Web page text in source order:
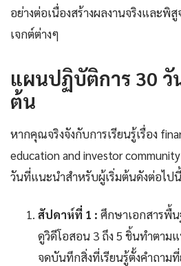
อย่างต่อเนื่องสร้างผลงานจริงและพิ
เจกต์ต่างๆ
แผนปฏิบัติการ 30 วั
ต้น
หากคุณจริงจังกับการเรียนรู้เรื่อง
education and investor
วันที่แนะนำสำหรับผู้เริ่มต้นดังต่อไปนี้
สัปดาห์ที่ 1 : ศึกษาเอกสารพื้
ดูวิดีโอสอน 3 ถึง 5 ชิ้นทำตาม
จดบันทึกสิ่งที่เรียนรู้ตั้งคำถามที่